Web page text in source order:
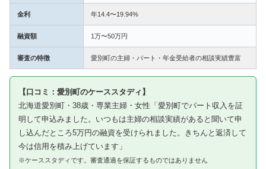
金利 年14.4〜19.94%
融資額 1万〜50万円
審査の特徴 愛別町の主婦・パート・年金受給者の相談実績豊富
【口コミ：愛別町のケーススタディ】
北海道愛別町・38歳・専業主婦・女性「愛別町でパート収入を証
明して申込みました。いつもは主婦の相談実績があると聞いて申
し込んだところ5万円の融資を受けられました。きちんと返済して
今は信用を積み上げています」
※ケーススタディです。審査通過を保証するものではありません